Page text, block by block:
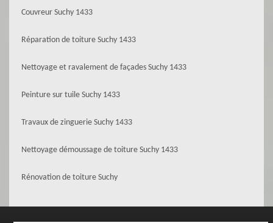
Couvreur Suchy 1433
Réparation de toiture Suchy 1433
Nettoyage et ravalement de façades Suchy 1433
Peinture sur tuile Suchy 1433
Travaux de zinguerie Suchy 1433
Nettoyage démoussage de toiture Suchy 1433
Rénovation de toiture Suchy